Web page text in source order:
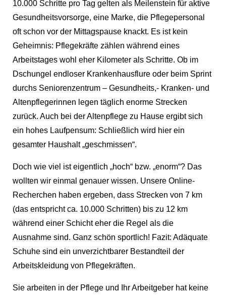
10.000 Schritte pro Tag gelten als Meilenstein für aktive
Gesundheitsvorsorge, eine Marke, die Pflegepersonal
oft schon vor der Mittagspause knackt. Es ist kein
Geheimnis: Pflegekräfte zählen während eines
Arbeitstages wohl eher Kilometer als Schritte. Ob im
Dschungel endloser Krankenhausflure oder beim Sprint
durchs Seniorenzentrum – Gesundheits,- Kranken- und
Altenpflegerinnen legen täglich enorme Strecken
zurück. Auch bei der Altenpflege zu Hause ergibt sich
ein hohes Laufpensum: Schließlich wird hier ein
gesamter Haushalt „geschmissen“.
Doch wie viel ist eigentlich „hoch“ bzw. „enorm“? Das
wollten wir einmal genauer wissen. Unsere Online-
Recherchen haben ergeben, dass Strecken von 7 km
(das entspricht ca. 10.000 Schritten) bis zu 12 km
während einer Schicht eher die Regel als die
Ausnahme sind. Ganz schön sportlich! Fazit: Adäquate
Schuhe sind ein unverzichtbarer Bestandteil der
Arbeitskleidung von Pflegekräften.
Sie arbeiten in der Pflege und Ihr Arbeitgeber hat keine